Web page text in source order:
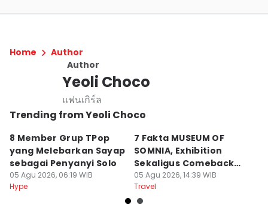
Home
Author
Author
Yeoli Choco
แฟนเกิร์ล
Trending from Yeoli Choco
8 Member Grup TPop
yang Melebarkan Sayap
sebagai Penyanyi Solo
05 Agu 2026, 06:19 WIB
Hype
7 Fakta MUSEUM OF
SOMNIA, Exhibition
Sekaligus Comeback
PUN
05 Agu 2026, 14:39 WIB
Travel